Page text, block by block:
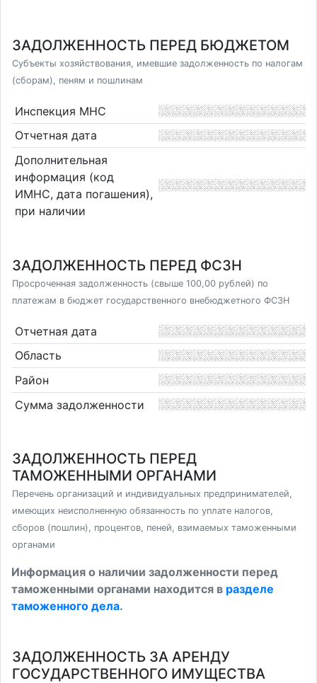
ЗАДОЛЖЕННОСТЬ ПЕРЕД БЮДЖЕТОМ
Субъекты хозяйствования, имевшие задолженность по налогам
(сборам), пеням и пошлинам
Инспекция МНС
Отчетная дата
Дополнительная
информация (код
ИМНС, дата погашения),
при наличии
ЗАДОЛЖЕННОСТЬ ПЕРЕД ФСЗН
Просроченная задолженность (свыше 100,00 рублей) по
платежам в бюджет государственного внебюджетного ФСЗН
Отчетная дата
Область
Район
Сумма задолженности
ЗАДОЛЖЕННОСТЬ ПЕРЕД
ТАМОЖЕННЫМИ ОРГАНАМИ
Перечень организаций и индивидуальных предпринимателей,
имеющих неисполненную обязанность по уплате налогов,
сборов (пошлин), процентов, пеней, взимаемых таможенными
органами
Информация о наличии задолженности перед
таможенными органами находится в разделе
таможенного дела.
ЗАДОЛЖЕННОСТЬ ЗА АРЕНДУ
ГОСУДАРСТВЕННОГО ИМУЩЕСТВА